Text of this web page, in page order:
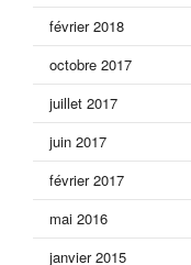
février 2018
octobre 2017
juillet 2017
juin 2017
février 2017
mai 2016
janvier 2015